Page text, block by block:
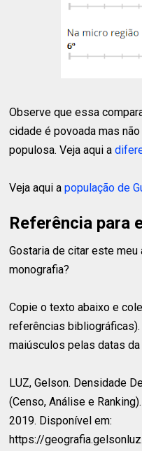
Observe que essa
cidade é povoada mas
populosa. Veja aqui a
Veja aqui apopulação de
Referência para
Gostaria de citar este
monografia?
Copie o texto abaixo e
referências
maiúsculos pelas datas da
LUZ, Gelson. Densidade
(Censo, Análise e
2019. Disponível em:
https://